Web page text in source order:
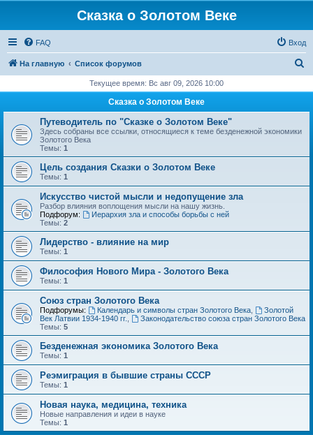
Сказка о Золотом Веке
FAQ Вход
На главную Список форумов
с
Текущее время: Вс авг 09, 2026 10:00
Сказка о Золотом Веке
Путеводитель по "Сказке о Золотом Веке"
Здесь собраны все ссылки, относящиеся к теме безденежной экономики
Золотого Века
Темы: 1
Цель создания Сказки о Золотом Веке
Темы: 1
Искусство чистой мысли и недопущение зла
Разбор влияния воплощения мысли на нашу жизнь.
Подфорум:
Иерархия зла и способы борьбы с ней
Темы: 2
Лидерство - влияние на мир
Темы: 1
Философия Нового Мира - Золотого Века
Темы: 1
Cоюз стран Золотого Века
Подфорумы: Календарь и символы стран Золотого Века,
Золотой
Век Латвии 1934-1940 гг.
Законодательство союза стран Золотого Века
Темы: 5
Безденежная экономика Золотого Века
Темы: 1
Реэмиграция в бывшие страны СССР
Темы: 1
Новая наука, медицина, техника
Новые направления и идеи в науке
Темы: 1